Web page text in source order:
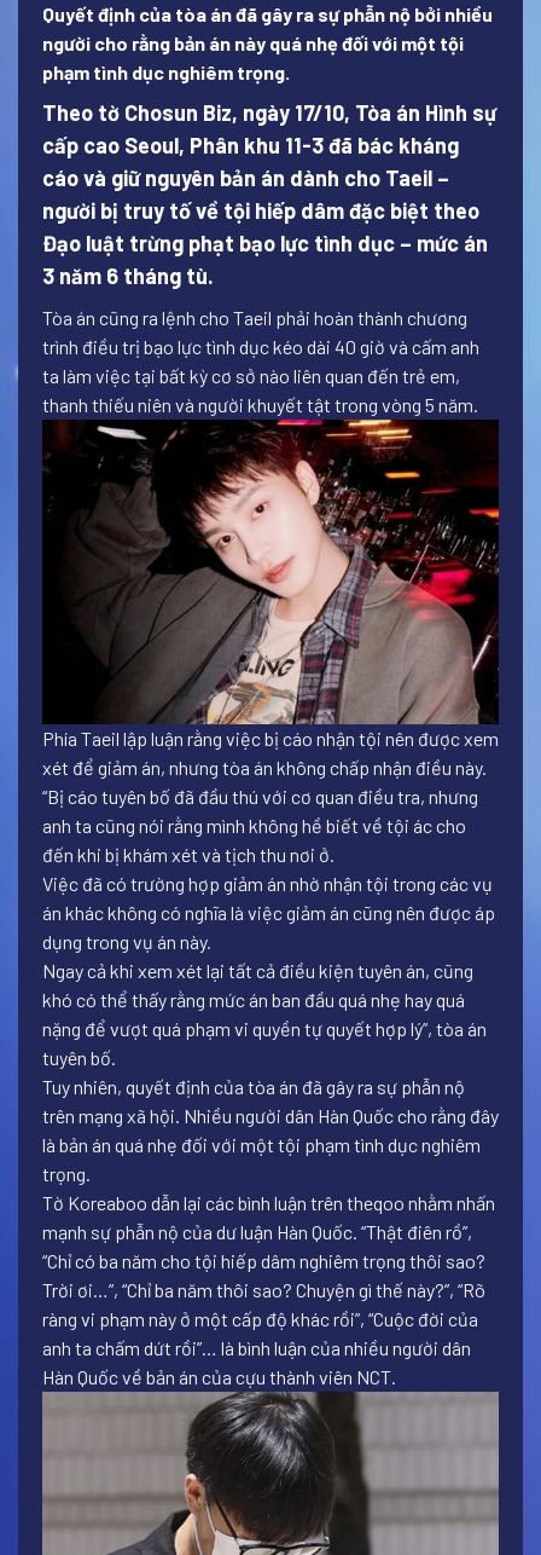
Quyết định của tòa án đã gây ra sự phẫn nộ bởi nhiều
người cho rằng bản án này quá nhẹ đối với một tội
phạm tình dục nghiêm trọng.
Theo tờ Chosun Biz, ngày 17/10, Tòa án Hình sự
cấp cao Seoul, Phân khu 11-3 đã bác kháng
cáo và giữ nguyên bản án dành cho Taeil –
người bị truy tố về tội hiếp dâm đặc biệt theo
Đạo luật trừng phạt bạo lực tình dục – mức án
3 năm 6 tháng tù.
Tòa án cũng ra lệnh cho Taeil phải hoàn thành chương
trình điều trị bạo lực tình dục kéo dài 40 giờ và cấm anh
ta làm việc tại bất kỳ cơ sở nào liên quan đến trẻ em,
thanh thiếu niên và người khuyết tật trong vòng 5 năm.
Phía Taeil lập luận rằng việc bị cáo nhận tội nên được xem
xét để giảm án, nhưng tòa án không chấp nhận điều này.
“Bị cáo tuyên bố đã đầu thú với cơ quan điều tra, nhưng
anh ta cũng nói rằng mình không hề biết về tội ác cho
đến khi bị khám xét và tịch thu nơi ở.
Việc đã có trường hợp giảm án nhờ nhận tội trong các vụ
án khác không có nghĩa là việc giảm án cũng nên được áp
dụng trong vụ án này.
Ngay cả khi xem xét lại tất cả điều kiện tuyên án, cũng
khó có thể thấy rằng mức án ban đầu quá nhẹ hay quá
nặng để vượt quá phạm vi quyền tự quyết hợp lý”, tòa án
tuyên bố.
Tuy nhiên, quyết định của tòa án đã gây ra sự phẫn nộ
trên mạng xã hội. Nhiều người dân Hàn Quốc cho rằng đây
là bản án quá nhẹ đối với một tội phạm tình dục nghiêm
trọng.
Tờ Koreaboo dẫn lại các bình luận trên theqoo nhằm nhấn
mạnh sự phẫn nộ của dư luận Hàn Quốc. “Thật điên rồ”,
“Chỉ có ba năm cho tội hiếp dâm nghiêm trọng thôi sao?
Trời ơi…”, “Chỉ ba năm thôi sao? Chuyện gì thế này?”, “Rõ
ràng vi phạm này ở một cấp độ khác rồi”, “Cuộc đời của
anh ta chấm dứt rồi”… là bình luận của nhiều người dân
Hàn Quốc về bản án của cựu thành viên NCT.